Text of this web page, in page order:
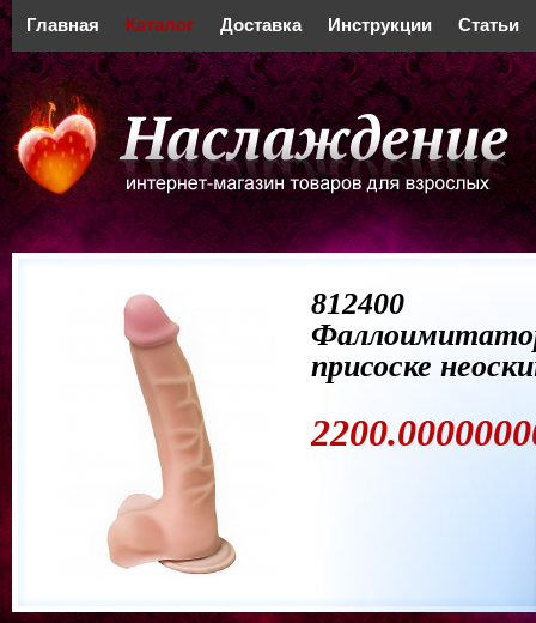
Главная Каталог Доставка Инструкции Статьи
812400
присоске